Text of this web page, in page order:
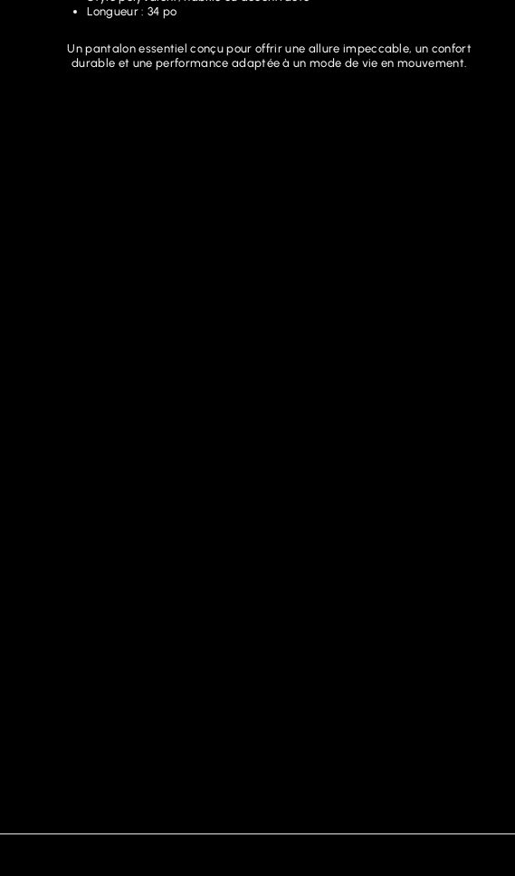
Longueur : 34 po
Un pantalon essentiel conçu pour offrir une allure impeccable, un confort
durable et une performance adaptée à un mode de vie en mouvement.